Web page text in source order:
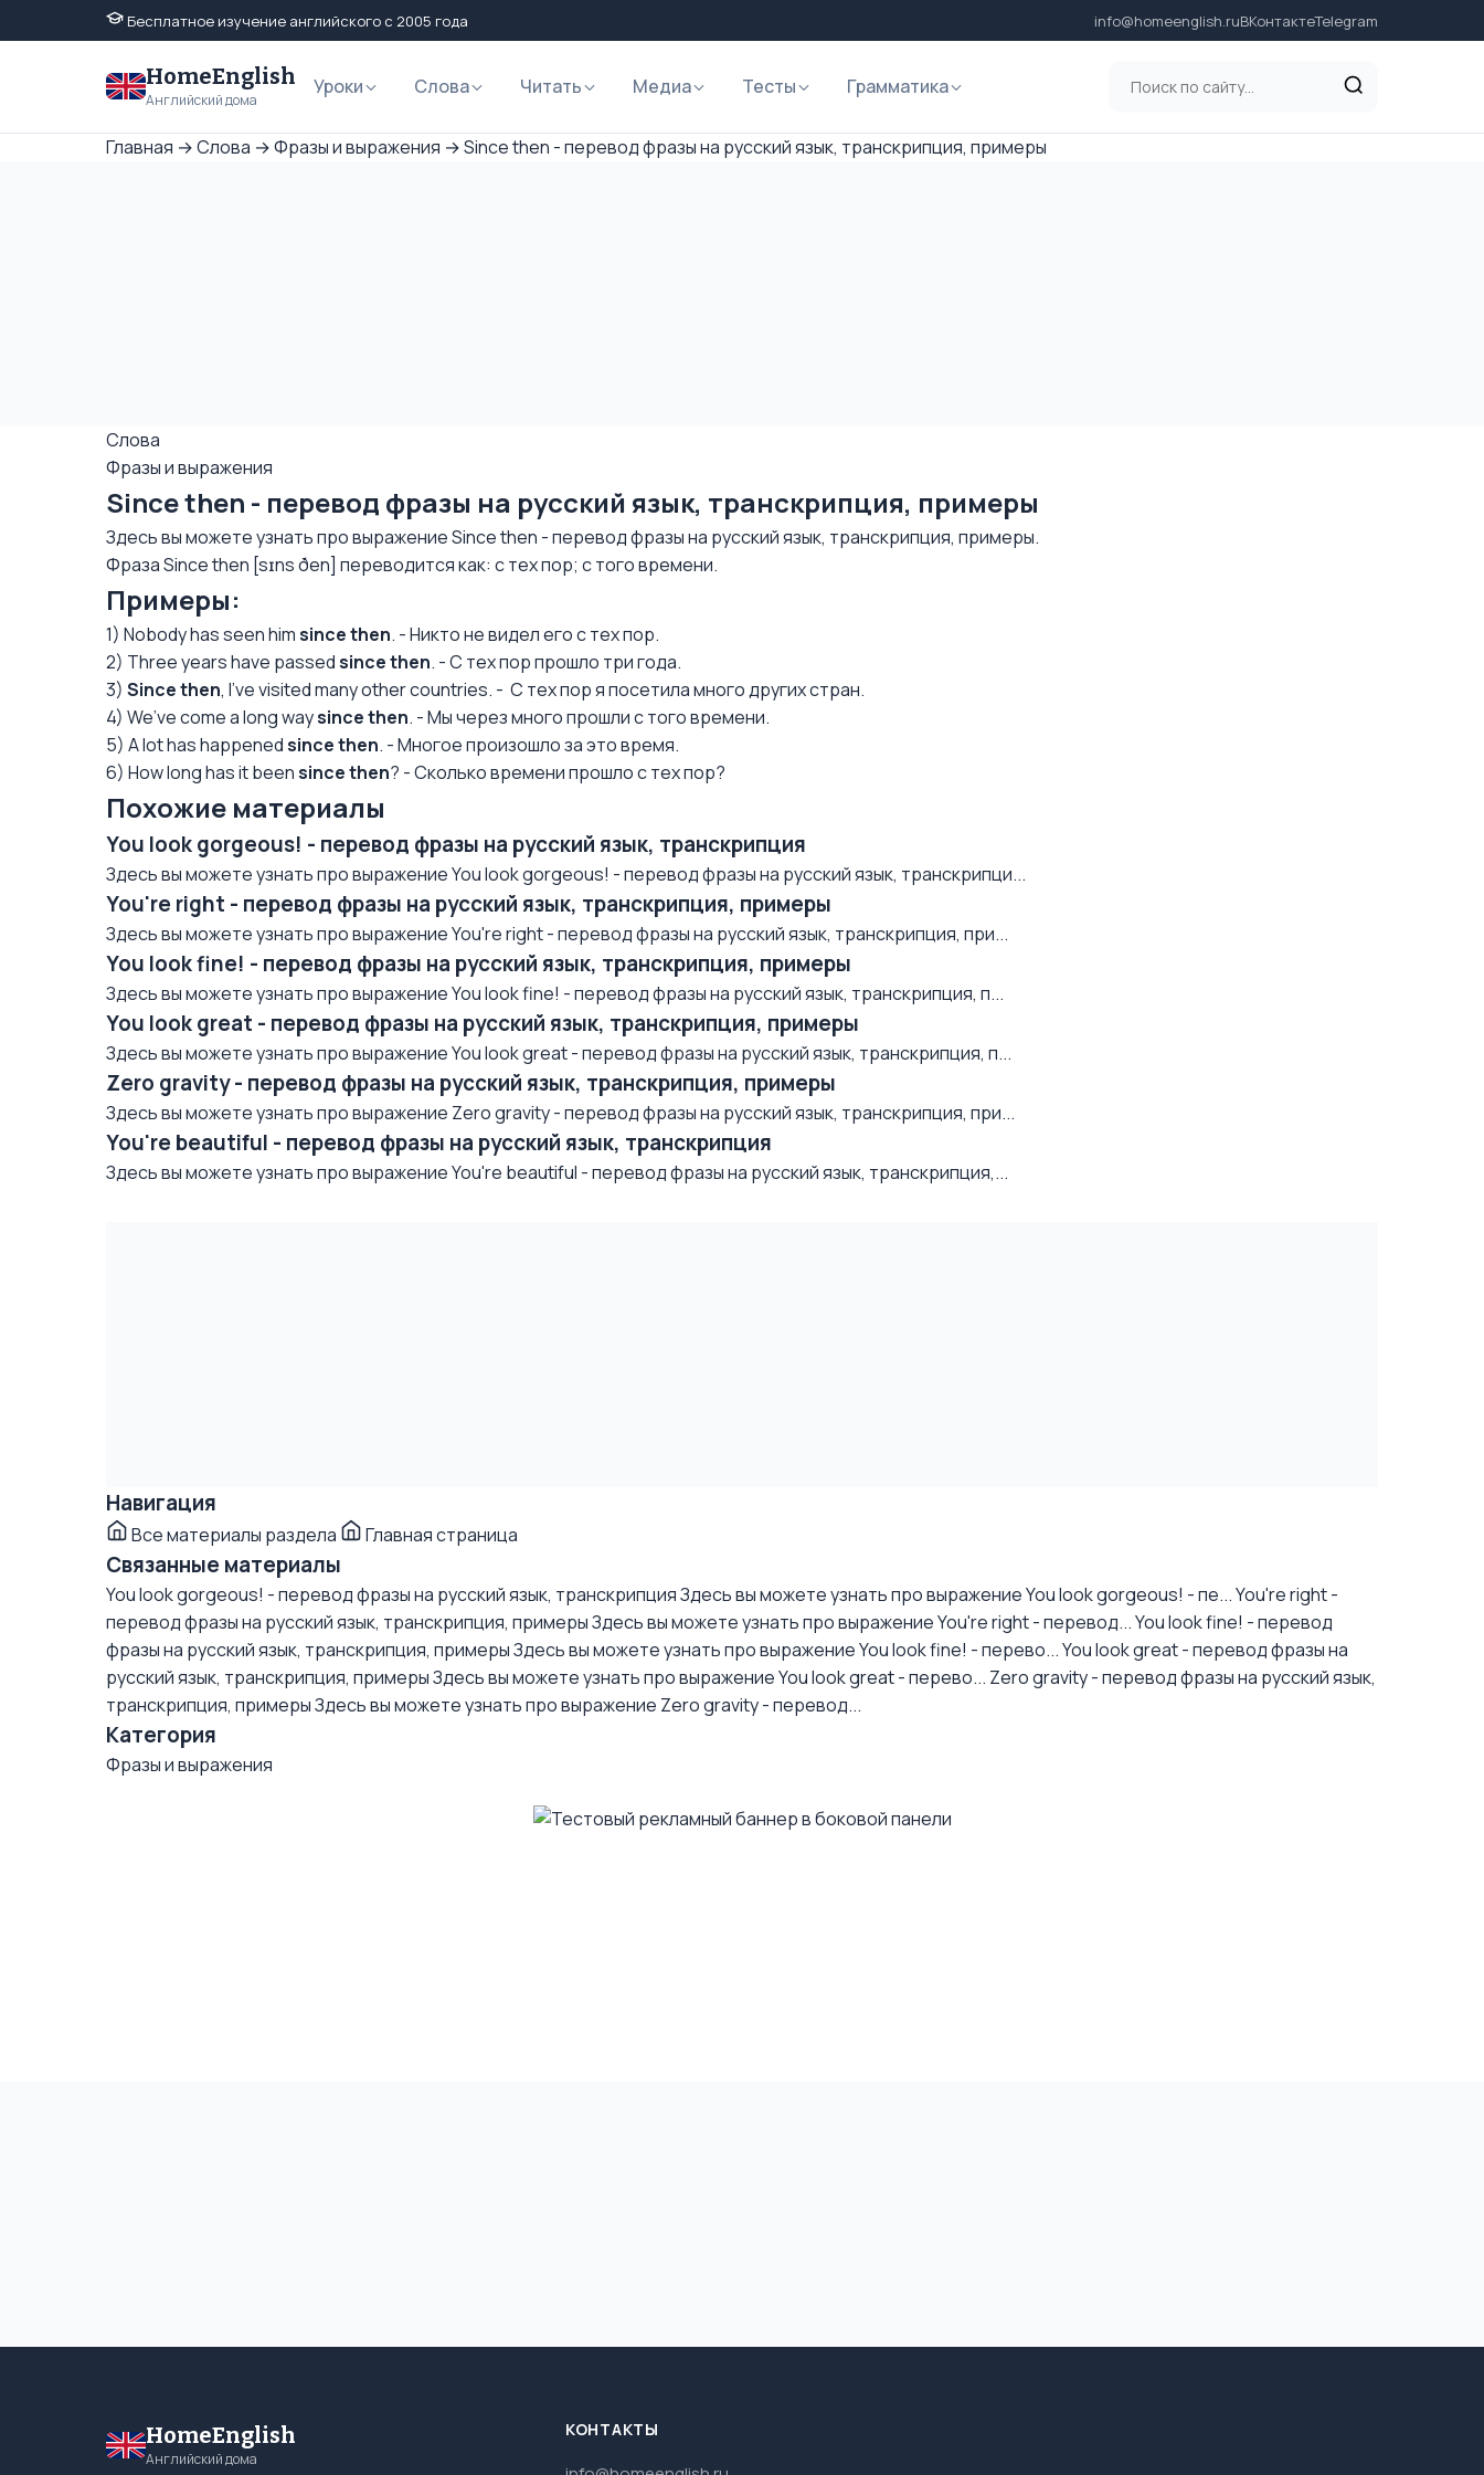
Бесплатное изучение английского с 2005 года info@homeenglish.ruВКонтактеTelegram
HomeEnglish
Английский дома
Уроки Слова Читать Медиа Тесты Грамматика
Главная →Слова →Фразы и выражения →Since then - перевод фразы на русский язык, транскрипция, примеры
Слова
Фразы и выражения
Since then - перевод фразы на русский язык, транскрипция, примеры
Здесь вы можете узнать про выражение Since then - перевод фразы на русский язык, транскрипция, примеры.
Фраза Since then [sɪns ðen] переводится как: с тех пор; с того времени.
Примеры:
1) Nobody has seen himsince then. - Никто не видел его с тех пор.
2) Three years have passedsince then. - С тех пор прошло три года.
3) Since then, I’ve visited many other countries. - С тех пор я посетила много других стран.
4) We’ve come a long waysince then. - Мы через много прошли с того времени.
5) A lot has happenedsince then. - Многое произошло за это время.
6) How long has it beensince then? - Сколько времени прошло с тех пор?
Похожие материалы
You look gorgeous! - перевод фразы на русский язык, транскрипция
Здесь вы можете узнать про выражение You look gorgeous! - перевод фразы на русский язык, транскрипци...
You're right - перевод фразы на русский язык, транскрипция, примеры
Здесь вы можете узнать про выражение You're right - перевод фразы на русский язык, транскрипция, при...
You look fine! - перевод фразы на русский язык, транскрипция, примеры
Здесь вы можете узнать про выражение You look fine! - перевод фразы на русский язык, транскрипция, п...
You look great - перевод фразы на русский язык, транскрипция, примеры
Здесь вы можете узнать про выражение You look great - перевод фразы на русский язык, транскрипция, п...
Zero gravity - перевод фразы на русский язык, транскрипция, примеры
Здесь вы можете узнать про выражение Zero gravity - перевод фразы на русский язык, транскрипция, при...
You're beautiful - перевод фразы на русский язык, транскрипция
Здесь вы можете узнать про выражение You're beautiful - перевод фразы на русский язык, транскрипция,...
Навигация
Все материалы раздела Главная страница
Связанные материалы
You look gorgeous! - перевод фразы на русский язык, транскрипцияЗдесь вы можете узнать про выражение You look gorgeous! - пе...You're right -
перевод фразы на русский язык, транскрипция, примерыЗдесь вы можете узнать про выражение You're right - перевод...You look fine! - перевод
фразы на русский язык, транскрипция, примерыЗдесь вы можете узнать про выражение You look fine! - перево...You look great - перевод фразы на
русский язык, транскрипция, примерыЗдесь вы можете узнать про выражение You look great - перево... Zero gravity - перевод фразы на русский язык,
транскрипция, примерыЗдесь вы можете узнать про выражение Zero gravity - перевод...
Категория
Фразы и выражения
HomeEnglish
Английский дома
КОНТАКТЫ